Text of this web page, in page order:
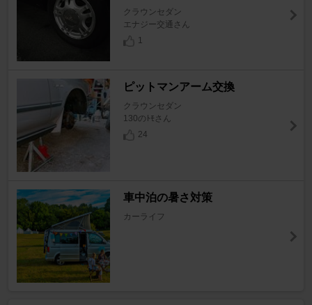
クラウンセダン
エナジー交通さん
1
ピットマンアーム交換
クラウンセダン
130のﾄﾓさん
24
車中泊の暑さ対策
カーライフ